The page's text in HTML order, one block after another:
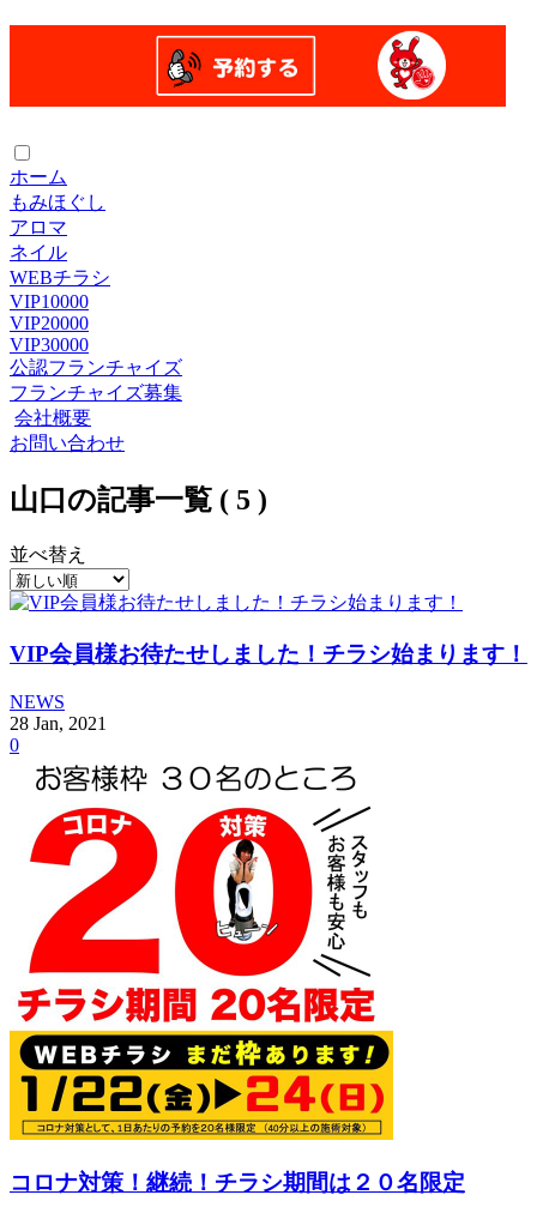
ホーム
もみほぐし
アロマ
ネイル
WEBチラシ
VIP10000
VIP20000
VIP30000
公認フランチャイズ
フランチャイズ募集
会社概要
お問い合わせ
山口の記事一覧 ( 5 )
並べ替え
VIP会員様お待たせしました！チラシ始まります！
NEWS
28 Jan, 2021
0
コロナ対策！継続！チラシ期間は２０名限定